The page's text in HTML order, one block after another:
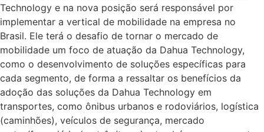
Technology e na nova posição será responsável por
implementar a vertical de mobilidade na empresa no
Brasil. Ele terá o desafio de tornar o mercado de
mobilidade um foco de atuação da Dahua Technology,
como o desenvolvimento de soluções específicas para
cada segmento, de forma a ressaltar os benefícios da
adoção das soluções da Dahua Technology em
transportes, como ônibus urbanos e rodoviários, logística
(caminhões), veículos de segurança, mercado